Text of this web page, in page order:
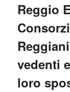
Reggio
vedenti
loro